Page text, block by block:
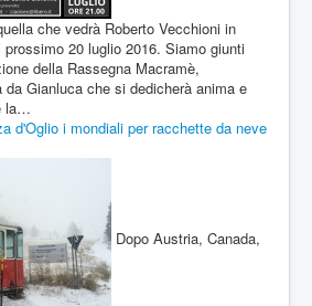
che vedrà Roberto Vecchioni in
20 luglio 2016. Siamo giunti
della Rassegna Macramè,
da Gianluca che si dedicherà anima e
la…
d'Oglio i mondiali per racchette da neve
Dopo Austria, Canada,